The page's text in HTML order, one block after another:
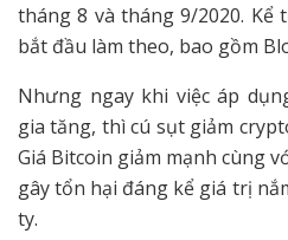
tháng 8 và tháng 9/2020. Kể
bắt đầu làm theo, bao gồm
Nhưng ngay khi việc áp
gia tăng, thì cú sụt giảm
Giá Bitcoin giảm mạnh cùng
gây tổn hại đáng kể giá trị
ty.